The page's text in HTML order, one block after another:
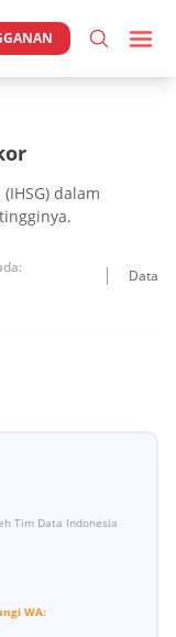
dalam
Data
Tim Data Indonesia
WA: